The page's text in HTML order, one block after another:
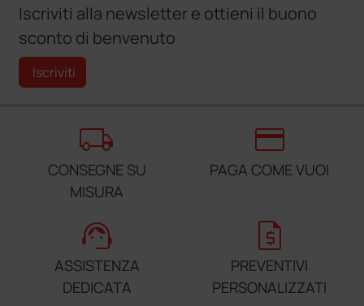
Iscriviti alla newsletter e ottieni il buono
sconto di benvenuto
Iscriviti
local_shipping
CONSEGNE SU
MISURA
credit_card
PAGA COME VUOI
support_agent
ASSISTENZA
DEDICATA
request_quote
PREVENTIVI
PERSONALIZZATI